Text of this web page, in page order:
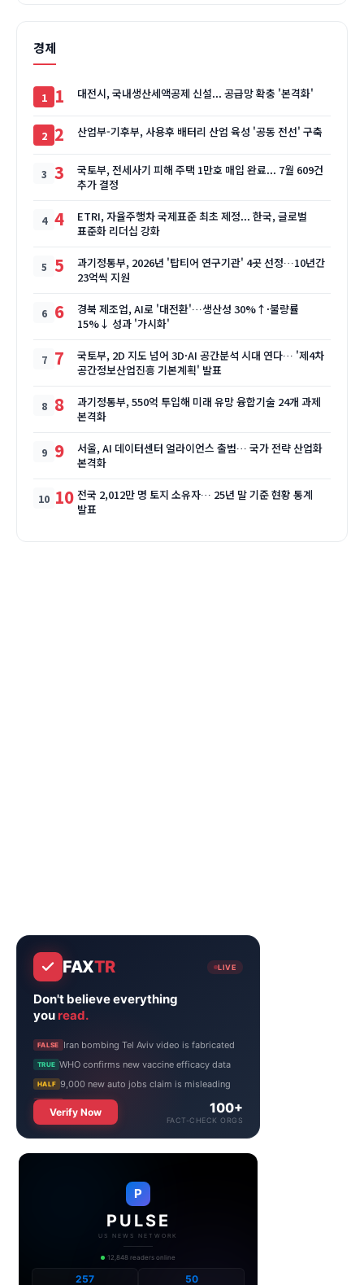
경제
1 대전시, 국내생산세액공제 신설... 공급망 확충 '본격화'
2 산업부-기후부, 사용후 배터리 산업 육성 '공동 전선' 구축
3
국토부, 전세사기 피해 주택 1만호 매입 완료... 7월 609건
추가 결정
4
ETRI, 자율주행차 국제표준 최초 제정... 한국, 글로벌
표준화 리더십 강화
5
과기정통부, 2026년 '탑티어 연구기관' 4곳 선정…10년간
23억씩 지원
6
경북 제조업, AI로 '대전환'…생산성 30%↑·불량률
15%↓ 성과 '가시화'
7
국토부, 2D 지도 넘어 3D·AI 공간분석 시대 연다… '제4차
공간정보산업진흥 기본계획' 발표
8
과기정통부, 550억 투입해 미래 유망 융합기술 24개 과제
본격화
9
서울, AI 데이터센터 얼라이언스 출범… 국가 전략 산업화
본격화
10 전국 2,012만 명 토지 소유자… 25년 말 기준 현황 통계
발표